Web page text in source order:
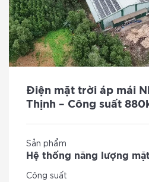
Điện mặt trời áp mái
Thịnh – Công suất
Sản phẩm
Hệ thống năng lượng
Công suất